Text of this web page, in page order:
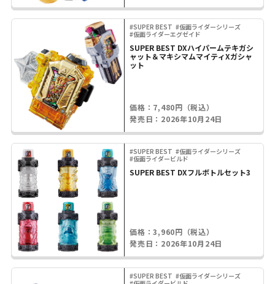
#SUPER BEST #仮面ライダーシリーズ
#仮面ライダーエグゼイド
SUPER BEST DXハイパームテキガシ
ャット＆マキシマムマイティXガシャ
ット
価格：7,480円（税込）
発売日：2026年10月24日
#SUPER BEST #仮面ライダーシリーズ
#仮面ライダービルド
SUPER BEST DXフルボトルセット3
価格：3,960円（税込）
発売日：2026年10月24日
#SUPER BEST #仮面ライダーシリーズ